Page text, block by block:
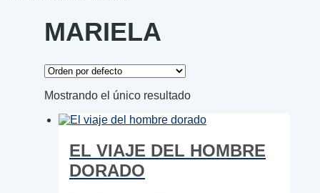
MARIELA
Mostrando el único resultado
EL VIAJE DEL HOMBRE
DORADO